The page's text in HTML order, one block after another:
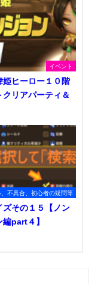
イベント
姫ヒーロー１０階
クリアパーティ＆
、不具合、初心者の疑問等
ズその１５【ノン
part４】